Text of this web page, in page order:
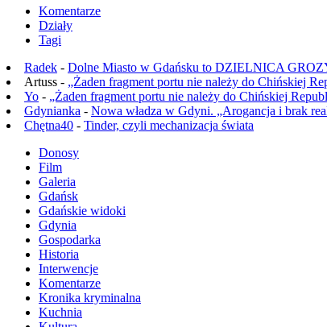
Komentarze
Działy
Tagi
Radek - Dolne Miasto w Gdańsku to DZIELNICA
Artuss - „Żaden fragment portu nie należy do Chińskiej
Yo - „Żaden fragment portu nie należy do Chińskiej
Gdynianka - Nowa władza w Gdyni. „Arogancja i brak
Chętna40 - Tinder, czyli mechanizacja świata
Donosy
Film
Galeria
Gdańsk
Gdańskie widoki
Gdynia
Gospodarka
Historia
Interwencje
Komentarze
Kronika kryminalna
Kuchnia